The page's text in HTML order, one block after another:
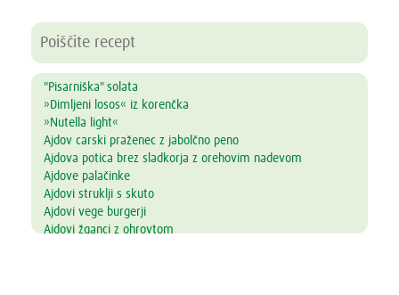
"Pisarniška" solata
»Dimljeni losos« iz korenčka
»Nutella light«
Ajdov carski praženec z jabolčno peno
Ajdova potica brez sladkorja z orehovim nadevom
Ajdove palačinke
Ajdovi struklji s skuto
Ajdovi vege burgerji
Ajdovi žganci z ohrovtom